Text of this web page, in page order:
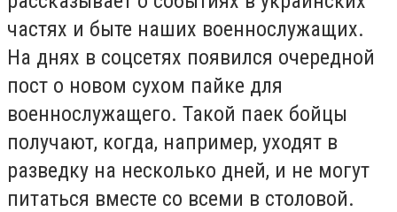
частях и быте наших военнослужащих.
На днях в соцсетях появился очередной
пост о новом сухом пайке для
военнослужащего. Такой паек бойцы
получают, когда, например, уходят в
разведку на несколько дней, и не могут
питаться вместе со всеми в столовой.